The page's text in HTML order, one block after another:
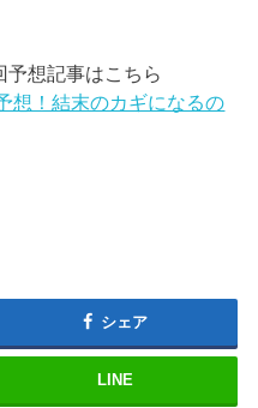
予想記事はこちら
想！結末のカギになるの
シェア
LINE